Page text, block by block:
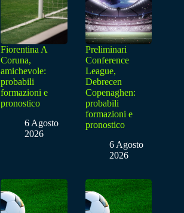
Fiorentina A
Coruna,
amichevole:
probabili
formazioni e
pronostico
6 Agosto
2026
Preliminari
Conference
League,
Debrecen
Copenaghen:
probabili
formazioni e
pronostico
6 Agosto
2026